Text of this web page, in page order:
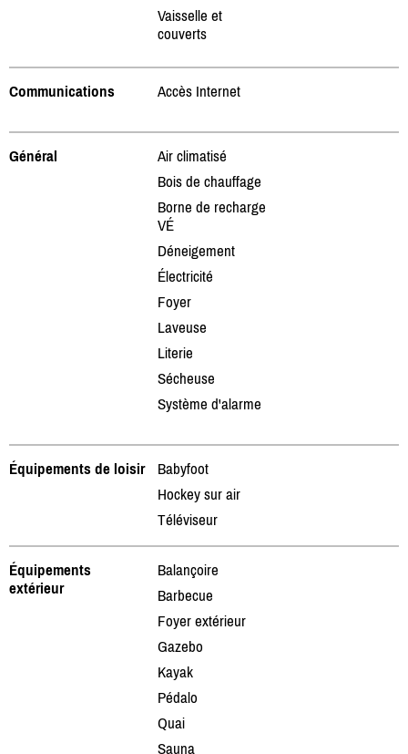
Vaisselle et
couverts
Communications Accès Internet
Général
Air climatisé
Bois de chauffage
Borne de recharge
VÉ
Déneigement
Électricité
Foyer
Laveuse
Literie
Sécheuse
Système d'alarme
Équipements de loisir
Babyfoot
Hockey sur air
Téléviseur
Équipements
extérieur
Balançoire
Barbecue
Foyer extérieur
Gazebo
Kayak
Pédalo
Quai
Sauna